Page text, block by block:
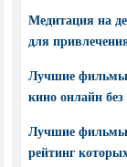
Медитация на
для
Лучшие фильмы
кино онлайн
Лучшие фильмы
рейтинг